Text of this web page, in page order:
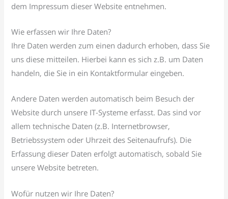
dem Impressum dieser Website entnehmen.
Wie erfassen wir Ihre Daten?
Ihre Daten werden zum einen dadurch erhoben, dass Sie
uns diese mitteilen. Hierbei kann es sich z.B. um Daten
handeln, die Sie in ein Kontaktformular eingeben.
Andere Daten werden automatisch beim Besuch der
Website durch unsere IT-Systeme erfasst. Das sind vor
allem technische Daten (z.B. Internetbrowser,
Betriebssystem oder Uhrzeit des Seitenaufrufs). Die
Erfassung dieser Daten erfolgt automatisch, sobald Sie
unsere Website betreten.
Wofür nutzen wir Ihre Daten?